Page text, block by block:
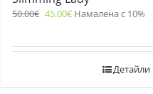
50.00€ 45.00€ Намалена с 10%
Детайли